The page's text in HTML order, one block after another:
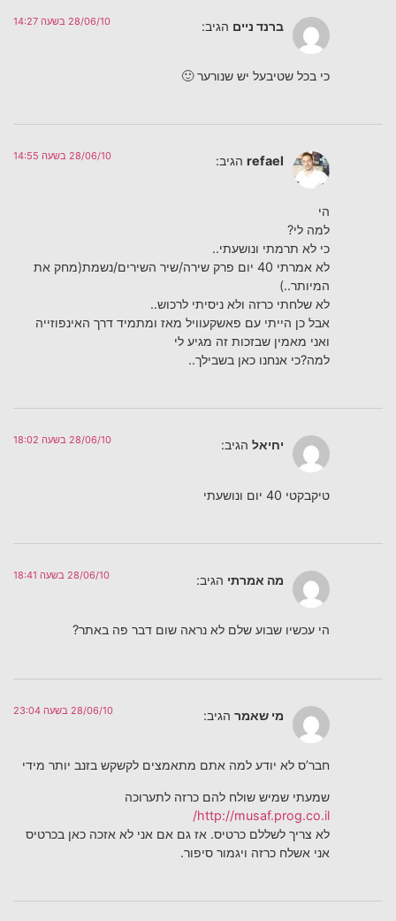
ברנד ניים הגיב: 28/06/10 בשעה 14:27
כי בכל שטיבעל יש שנורער 🙂
refael הגיב: 28/06/10 בשעה 14:55
הי
למה לי?
כי לא תרמתי ונושעתי..
לא אמרתי 40 יום פרק שירה/שיר השירים/נשמת(מחק את
המיותר..)
לא שלחתי כרזה ולא ניסיתי לרכוש..
אבל כן הייתי עם פאשקעוויל מאז ומתמיד דרך האינפוזייה
ואני מאמין שבזכות זה מגיע לי
למה?כי אנחנו כאן בשבילך..
יחיאל הגיב: 28/06/10 בשעה 18:02
טיקבקטי 40 יום ונושעתי
מה אמרתי הגיב: 28/06/10 בשעה 18:41
הי עכשיו שבוע שלם לא נראה שום דבר פה באתר?
מי שאמר הגיב: 28/06/10 בשעה 23:04
חבר’ס לא יודע למה אתם מתאמצים לקשקש בזנב יותר מידי
שמעתי שמיש שולח להם כרזה לתערוכה
http://musaf.prog.co.il/
לא צריך לשללם כרטיס. אז גם אם אני לא אזכה כאן בכרטיס
אני אשלח כרזה ויגמור סיפור.